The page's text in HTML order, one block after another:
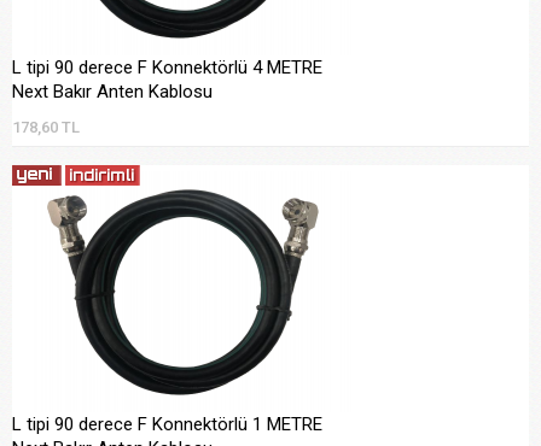
L tipi 90 derece F Konnektörlü 4 METRE
Next Bakır Anten Kablosu
178,60 TL
L tipi 90 derece F Konnektörlü 1 METRE